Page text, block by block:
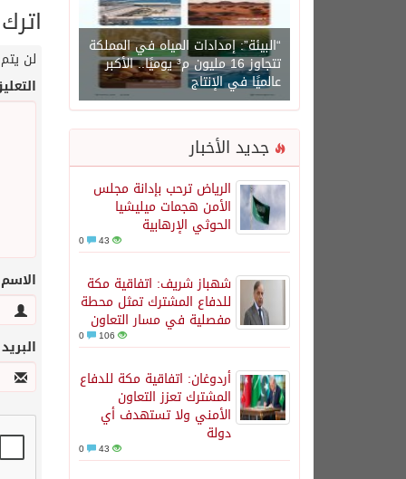
“البيئة”: إمدادات المياه في المملكة
تتجاوز 16 مليون م³ يوميًا.. الأكبر
عالميًا في الإنتاج
جديد الأخبار
الرياض ترحب بإدانة مجلس
الأمن هجمات ميليشيا
الحوثي الإرهابية
43
شهباز شريف: اتفاقية مكة
للدفاع المشترك تمثل محطة
مفصلية في مسار التعاون
106
أردوغان: اتفاقية مكة للدفاع
المشترك تعزز التعاون
الأمني ولا تستهدف أي
دولة
43
لن